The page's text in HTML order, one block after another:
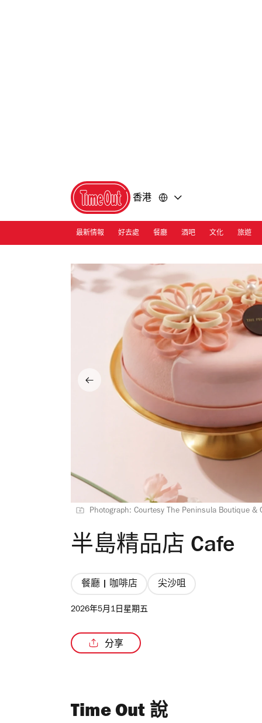
香港
最新情報 好去處 餐廳 酒吧 文化 旅遊
Photograph: Courtesy The Peninsula Boutique &
半島精品店 Cafe
餐廳 | 咖啡店 尖沙咀
2026年5月1日星期五
分享
Time Out 說